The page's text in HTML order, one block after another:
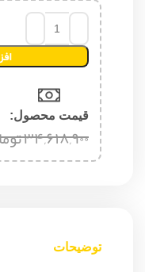
قیمت محصول:​
۳۴,۶۱۸,۹۰۰
توضیحات